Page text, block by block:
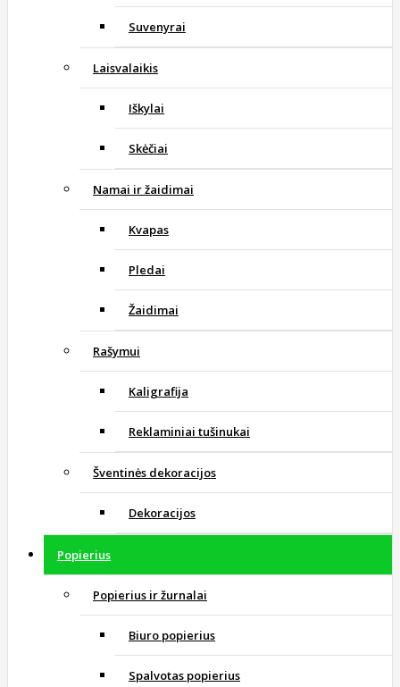
Suvenyrai
Laisvalaikis
Iškylai
Skėčiai
Namai ir žaidimai
Kvapas
Pledai
Žaidimai
Rašymui
Kaligrafija
Reklaminiai tušinukai
Šventinės dekoracijos
Dekoracijos
Popierius
Popierius ir žurnalai
Biuro popierius
Spalvotas popierius